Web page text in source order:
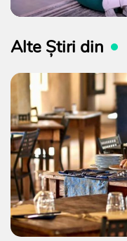
Alte Știri din